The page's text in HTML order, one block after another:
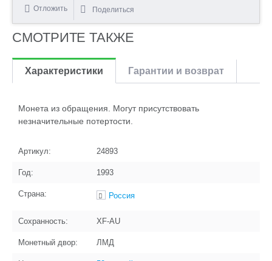
Отложить Поделиться
СМОТРИТЕ ТАКЖЕ
Характеристики Гарантии и возврат
Монета из обращения. Могут присутствовать
незначительные потертости.
Артикул: 24893
Год: 1993
Страна: Россия
Сохранность: XF-AU
Монетный двор: ЛМД